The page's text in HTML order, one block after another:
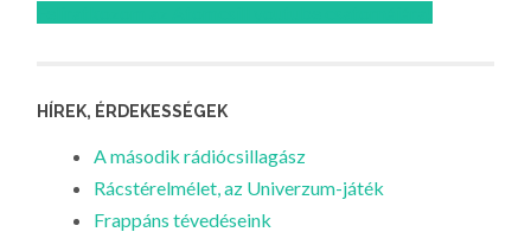
HÍREK, ÉRDEKESSÉGEK
A második rádiócsillagász
Rácstérelmélet, az Univerzum-játék
Frappáns tévedéseink